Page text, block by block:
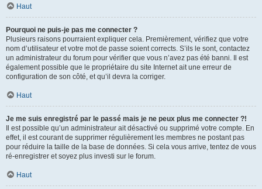
Haut
Pourquoi ne puis-je pas me connecter ?
Plusieurs raisons pourraient expliquer cela. Premièrement, vérifiez que votre
nom d’utilisateur et votre mot de passe soient corrects. S’ils le sont, contactez
un administrateur du forum pour vérifier que vous n’avez pas été banni. Il est
également possible que le propriétaire du site Internet ait une erreur de
configuration de son côté, et qu’il devra la corriger.
Haut
Je me suis enregistré par le passé mais je ne peux plus me connecter ?!
Il est possible qu’un administrateur ait désactivé ou supprimé votre compte. En
effet, il est courant de supprimer régulièrement les membres ne postant pas
pour réduire la taille de la base de données. Si cela vous arrive, tentez de vous
ré-enregistrer et soyez plus investi sur le forum.
Haut